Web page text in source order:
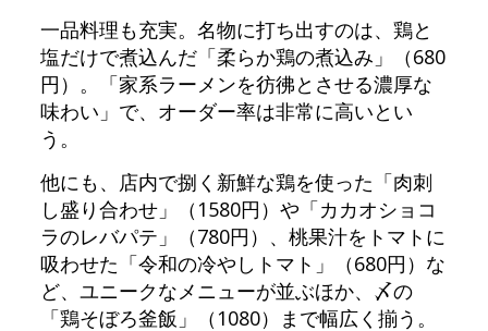
一品料理も充実。名物に打ち出すのは、鶏と
塩だけで煮込んだ「柔らか鶏の煮込み」（680
円）。「家系ラーメンを彷彿とさせる濃厚な
味わい」で、オーダー率は非常に高いとい
う。
他にも、店内で捌く新鮮な鶏を使った「肉刺
し盛り合わせ」（1580円）や「カカオショコ
ラのレバパテ」（780円）、桃果汁をトマトに
吸わせた「令和の冷やしトマト」（680円）な
ど、ユニークなメニューが並ぶほか、〆の
「鶏そぼろ釜飯」（1080）まで幅広く揃う。